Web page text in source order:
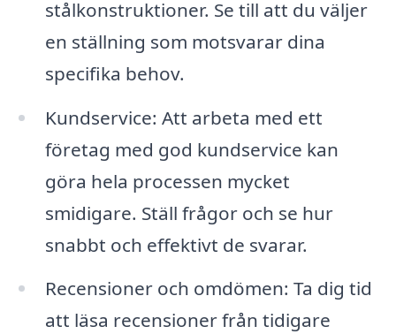
stålkonstruktioner. Se till att du väljer
en ställning som motsvarar dina
specifika behov.
Kundservice: Att arbeta med ett
företag med god kundservice kan
göra hela processen mycket
smidigare. Ställ frågor och se hur
snabbt och effektivt de svarar.
Recensioner och omdömen: Ta dig tid
att läsa recensioner från tidigare